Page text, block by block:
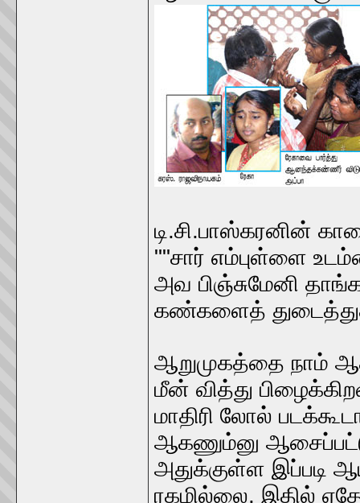
டி.சி.பாஸ்கரனின்
""சார் எம்புள்ளை
அவ பிஞ்சுமேனி
கண்களைத்
ஆறுமுகத்தை நாம்
மீன் வித்து
மாதிரி லோல்
ஆகணும்னு
அதுக்குள்ள இப்படி
ரகமில்லை. இதில்